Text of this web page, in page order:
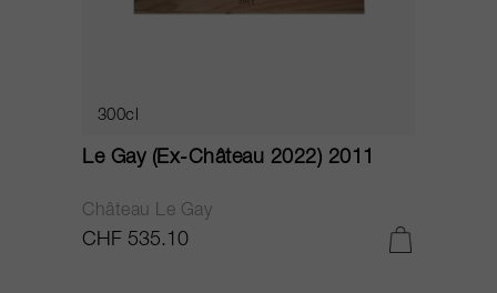
300cl
Le Gay (Ex-Château 2022) 2011
Château Le Gay
CHF 535.10